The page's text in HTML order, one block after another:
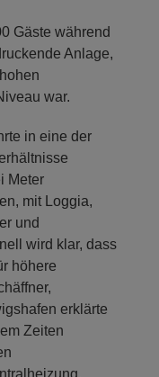
Gäste während
Anlage,
war.
in eine der
Meter
mit Loggia,
und
wird klar, dass
höhere
erklärte
Zeiten